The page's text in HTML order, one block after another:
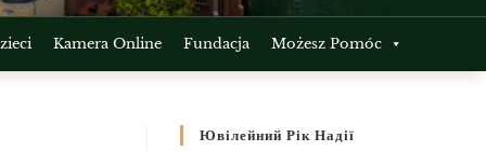
Kamera Online Fundacja Możesz Pomóc
Ювілейний Рік Надії